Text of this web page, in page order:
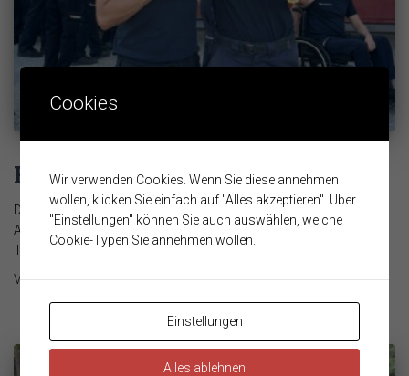
FLA Gold für Matthias Jahn
Das Feuerwehrleistungsabzeichen (FLA) in Gold ist die höchste
Ausbildungsprüfung im Feuerwehrwesen und verlangt den
Teilnehmern viel Einsatz, Disziplin und Fachwissen
VonHannes Zeindlinger, vor2 Monaten
Cookies
Wir verwenden Cookies. Wenn Sie diese annehmen
wollen, klicken Sie einfach auf "Alles akzeptieren". Über
"Einstellungen" können Sie auch auswählen, welche
Cookie-Typen Sie annehmen wollen.
Einstellungen
Alles ablehnen